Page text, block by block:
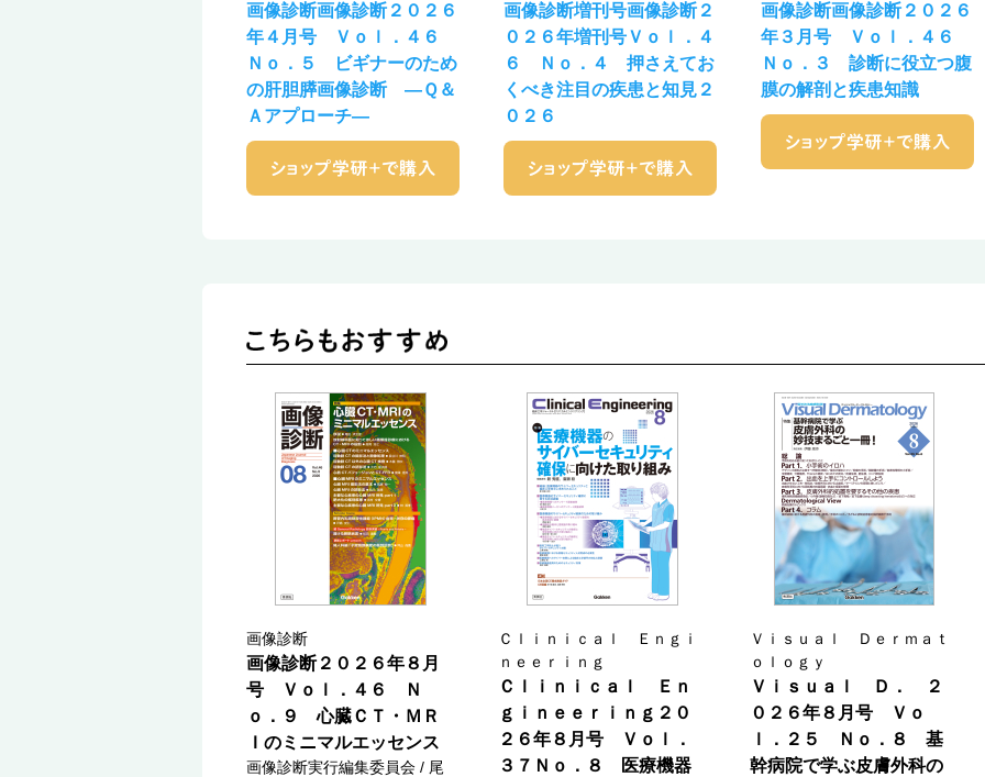
画像診断画像診断２０２６
年４月号 Ｖｏｌ．４６
Ｎｏ．５ ビギナーのため
の肝胆膵画像診断 ―Ｑ＆
Ａアプローチ―
画像診断増刊号画像診断２
０２６年増刊号Ｖｏｌ．４
６ Ｎｏ．４ 押さえてお
くべき注目の疾患と知見２
０２６
画像診断画像診断２０２６
年３月号 Ｖｏｌ．４６
Ｎｏ．３ 診断に役立つ腹
膜の解剖と疾患知識
画像診断
画像診断２０２６年８月
号 Ｖｏｌ．４６ Ｎ
ｏ．９ 心臓ＣＴ・ＭＲ
Ｉのミニマルエッセンス
画像診断実行編集委員会 / 尾
Ｃｌｉｎｉｃａｌ Ｅｎｇｉ
ｎｅｅｒｉｎｇ
Ｃｌｉｎｉｃａｌ Ｅｎ
ｇｉｎｅｅｒｉｎｇ２０
２６年８月号 Ｖｏｌ．
３７Ｎｏ．８ 医療機器
Ｖｉｓｕａｌ Ｄｅｒｍａｔ
ｏｌｏｇｙ
Ｖｉｓｕａｌ Ｄ． ２
０２６年８月号 Ｖｏ
ｌ．２５ Ｎｏ．８ 基
幹病院で学ぶ皮膚外科の